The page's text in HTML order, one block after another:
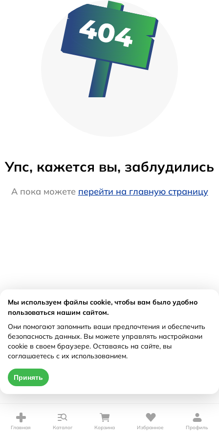
Упс, кажется вы, заблудились
А пока можете перейти на главную страницу
Главная Каталог Корзина Избранное Профиль
Мы используем файлы cookie, чтобы вам было удобно
пользоваться нашим сайтом.
Они помогают запомнить ваши предпочтения и обеспечить
безопасность данных. Вы можете управлять настройками
cookie в своем браузере. Оставаясь на сайте, вы
соглашаетесь с их использованием.
Принять